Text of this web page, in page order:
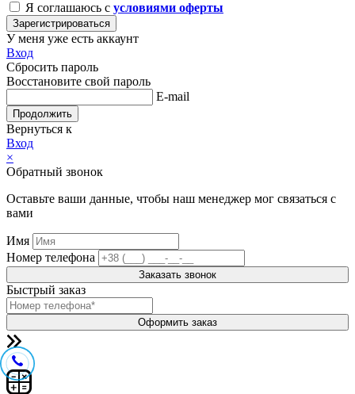
Я соглашаюсь с условиями оферты
Зарегистрироваться
У меня уже есть аккаунт
Вход
Сбросить пароль
Восстановите свой пароль
E-mail
Продолжить
Вернуться к
Вход
×
Обратный звонок
Оставьте ваши данные, чтобы наш менеджер мог связаться с
вами
Имя
Номер телефона
Заказать звонок
Быстрый заказ
Оформить заказ